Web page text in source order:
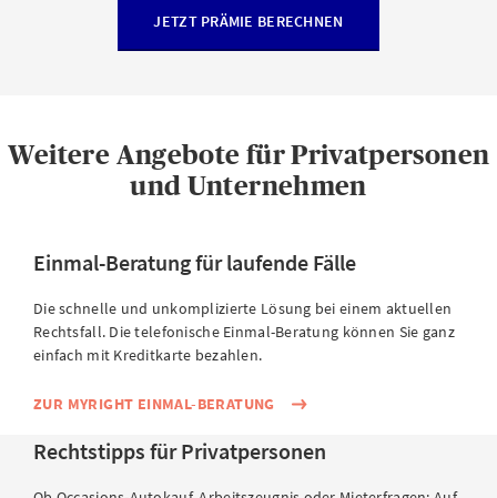
JETZT PRÄMIE BERECHNEN
Weitere Angebote für Privatpersonen
und Unternehmen
Einmal-Beratung für laufende Fälle
Die schnelle und unkomplizierte Lösung bei einem aktuellen
Rechtsfall. Die telefonische Einmal-Beratung können Sie ganz
einfach mit Kreditkarte bezahlen.
ZUR MYRIGHT EINMAL-BERATUNG
Rechtstipps für Privatpersonen